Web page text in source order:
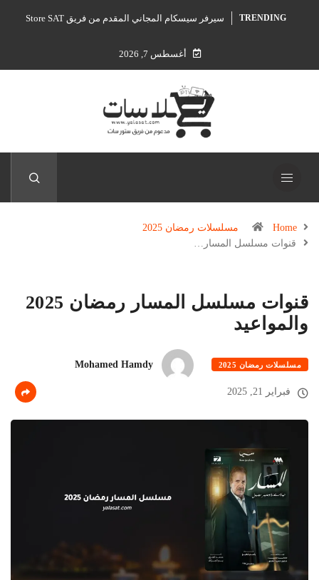
TRENDING سيرفر سيسكام المجاني المقدم من فريق Store SAT
أغسطس 7, 2026
Home
مسلسلات رمضان 2025
قنوات مسلسل المسار…
قنوات مسلسل المسار رمضان 2025
والمواعيد
مسلسلات رمضان 2025 Mohamed Hamdy
فبراير 21, 2025